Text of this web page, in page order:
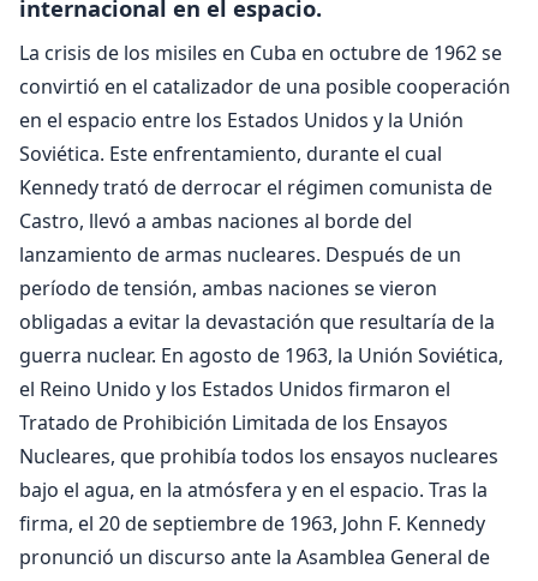
internacional en el espacio.
La crisis de los misiles en Cuba en octubre de 1962 se
convirtió en el catalizador de una posible cooperación
en el espacio entre los Estados Unidos y la Unión
Soviética. Este enfrentamiento, durante el cual
Kennedy trató de derrocar el régimen comunista de
Castro, llevó a ambas naciones al borde del
lanzamiento de armas nucleares. Después de un
período de tensión, ambas naciones se vieron
obligadas a evitar la devastación que resultaría de la
guerra nuclear. En agosto de 1963, la Unión Soviética,
el Reino Unido y los Estados Unidos firmaron el
Tratado de Prohibición Limitada de los Ensayos
Nucleares, que prohibía todos los ensayos nucleares
bajo el agua, en la atmósfera y en el espacio. Tras la
firma, el 20 de septiembre de 1963, John F. Kennedy
pronunció un discurso ante la Asamblea General de